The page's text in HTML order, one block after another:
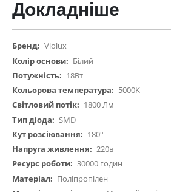
Докладніше
Докладніше
Violux
Білий
18Вт
5000K
1800 Лм
SMD
180°
220в
30000 годин
Поліпропілен